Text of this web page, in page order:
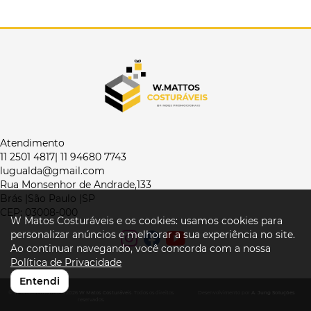
Atendimento
11 2501 4817| 11 94680 7743
lugualda@gmail.com
Rua Monsenhor de Andrade,133
Brás |São Paulo |SP
CEP: 03008-000
© W Matos Costuráveis 2026
W Matos Costuráveis e os cookies: usamos cookies para
personalizar anúncios e melhorar a sua experiência no site.
Ao continuar navegando, você concorda com a nossa
Política de Privacidade
Entendi